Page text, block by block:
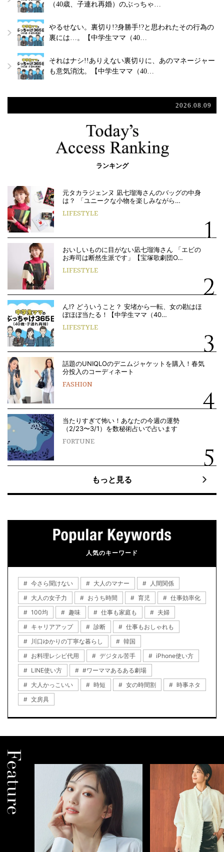
（40歳、子連れ再婚）のぶっちゃ…
やるせない。裏切り!?身勝手!?と思われたその行為の
裏には…。【中学生ママ（40…
それはナシ!!ありえない裏切りに、あのマネージャー
も意気消沈。【中学生ママ（40…
2026.08.09
ランキング
元タカラジェンヌ 凪七瑠海さんのバッグの中身
は？ 「ユニークな小物を楽しみながら…
LIFESTYLE
おいしいものに目がない凪七瑠海さん 「エビの
お寿司は断然生派です」【宝塚歌劇団O…
LIFESTYLE
ん!? どういうこと？ 安堵から一転、女の勘はほ
ぼほぼ当たる！【中学生ママ（40…
LIFESTYLE
話題のUNIQLOのデニムジャケットを購入！春気
分投入のコーディネート
FASHION
当たりすぎて怖い！あなたの今週の運勢
（2/23〜3/1）を数秘術占いで占います
FORTUNE
もっと見る
人気のキーワード
今さら聞けない 大人のマナー
人間関係
大人の女子力
おうち時間 育児
仕事効率化
100均
趣味 仕事も家庭も
夫婦
キャリアアップ
診断
仕事もおしゃれも
川口ゆかりの丁寧な暮らし
韓国
お料理レシピ代用
デジタル苦手
iPhone使い方
LINE使い方
#ワーママあるある劇場
大人かっこいい
時短 女の時間割
時事ネタ
文房具